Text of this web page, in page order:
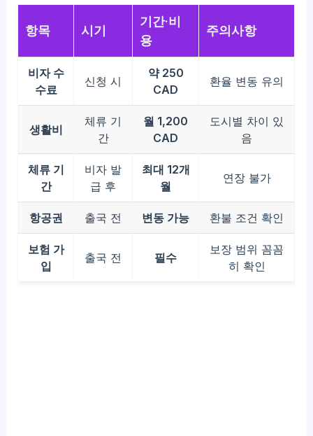
항목 시기
기간·비
용
주의사항
비자 수
수료
신청 시
약 250
CAD
환율 변동 유의
생활비
체류 기
간
월 1,200
CAD
도시별 차이 있
음
체류 기
간
비자 발
급 후
최대 12개
월
연장 불가
항공권 출국 전 변동 가능 환불 조건 확인
보험 가
입
출국 전 필수
보장 범위 꼼꼼
히 확인